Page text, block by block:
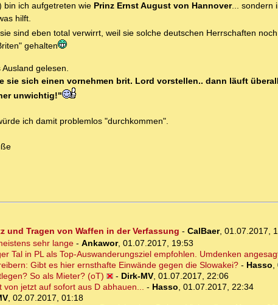
bin ich aufgetreten wie Prinz Ernst August von Hannover... sondern
hilft.
sind eben total verwirrt, weil sie solche deutschen Herrschaften
gehalten
gelesen.
sie sich einen vornehmen brit. Lord vorstellen.. dann läuft
unwichtig!"
ich damit problemlos "durchkommen".
und Tragen von Waffen in der Verfassung - CalBaer, 01.07.2017,
sehr lange- Ankawor, 01.07.2017, 19:53
Tal in PL als Top-Auswanderungsziel empfohlen. Umdenken
Gibt es hier ernsthafte Einwände gegen die Slowakei?- Hasso,
So als Mieter? (oT)
- Dirk-MV, 01.07.2017, 22:06
jetzt auf sofort aus D abhauen... - Hasso, 01.07.2017, 22:34
, 02.07.2017, 01:18